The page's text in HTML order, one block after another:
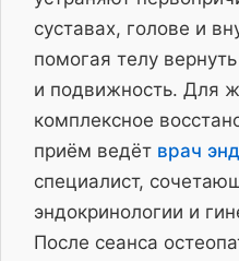
суставах, голове и
помогая телу
и подвижность. Для
комплексное
приём ведёт врач
специалист,
эндокринологии и
После сеанса